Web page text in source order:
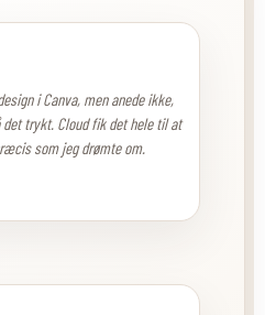
i Canva, men anede ikke,
trykt. Cloud fik det hele til at
som jeg drømte om.